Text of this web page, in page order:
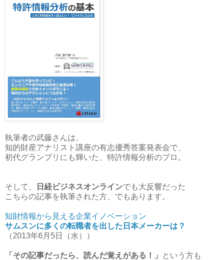
執筆者の武藤さんは、
知的財産アナリスト講座の有志優秀答案発表会で、
初代グランプリにも輝いた、特許情報分析のプロ。
そして、 日経ビジネスオンラインでも大反響だった
こちらの記事を執筆された方、でもあります。
知財情報から見える企業イノベーション
サムスンに多くの転職者を出した日本メーカーは？
（2013年6月5日（水））
「その記事だったら、読んだ覚えがある！」
という方も